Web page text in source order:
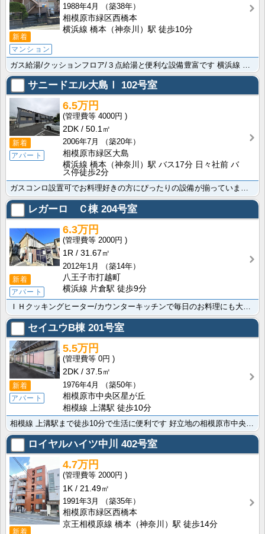
新着
マンション
1988年4月
（築38年）
相模原市緑区西橋本
横浜線 橋本（神奈川）駅 徒歩10分
サニードエル大島Ⅰ 102号室
新着
アパート
6.5万円
4000円
2DK
50.1㎡
2006年7月
（築20年）
相模原市緑区大島
横浜線 橋本（神奈川）駅 バス17分 日々社前 バ
ス停徒歩2分
ガスコンロ設置可でお料理好きの方にぴったりの設備が揃っています 便利な洗濯機置場/ＴＶインターホン/･･･
レガーロ Ｃ棟204号室
新着
アパート
6.3万円
2000円
1R
31.67㎡
2012年1月
（築14年）
八王子市打越町
横浜線 片倉駅 徒歩9分
ＩＨクッキングヒーター/カウンターキッチンで毎日のお料理にも大変便利です 横浜線 片倉駅/京王高尾線･･･
セイユウB棟 201号室
新着
アパート
5.5万円
0円
2DK
37.5㎡
1976年4月
（築50年）
相模原市中央区星が丘
相模線 上溝駅 徒歩10分
ロイヤルハイツ中川 402号室
新着
4.7万円
2000円
1K
21.49㎡
1991年3月
（築35年）
相模原市緑区西橋本
京王相模原線 橋本（神奈川）駅 徒歩14分